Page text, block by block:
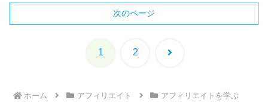
次のページ
1 2 次
ホーム アフィリエイト アフィリエイトを学ぶ